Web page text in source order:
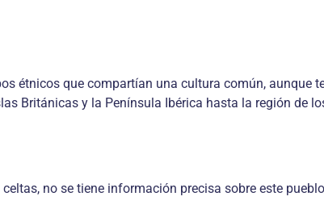
étnicos que compartían una cultura común,
Británicas y la Península Ibérica hasta la región de
no se tiene información precisa sobre este